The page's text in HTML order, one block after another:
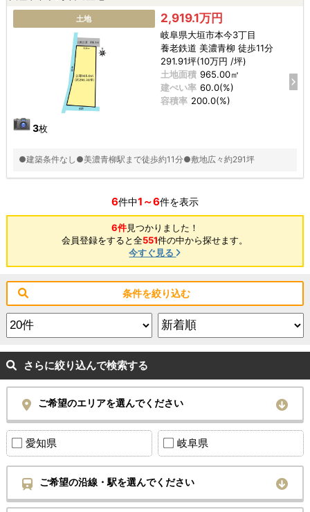
土地
3枚
2,919.1万円
岐阜県大垣市本今3丁目
養老鉄道 美濃青柳 徒歩11分
291.91坪(10万円 /坪)
土地面積 965.00㎡
建ぺい率 60.0(%)
容積率 200.0(%)
●建築条件なし●美濃青柳駅まで徒歩約11分●敷地広々約291坪
6件中1～6件を表示
6件見つかりました！
会員登録をすると全551件の中から探せます。
今すぐ見る
条件を絞り込む
さらに絞り込んで検索する
ご希望のエリアを選んでください
愛知県 岐阜県
ご希望の沿線・駅を選んでください